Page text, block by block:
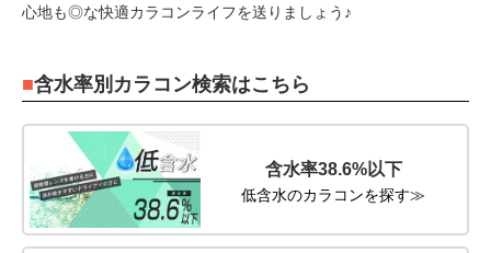
心地も◎な快適カラコンライフを送りましょう♪
含水率別カラコン検索はこちら
含水率38.6%以下
低含水のカラコンを探す≫